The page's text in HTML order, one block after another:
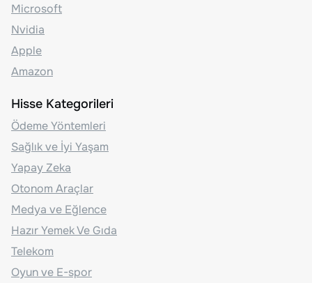
Microsoft
Nvidia
Apple
Amazon
Hisse Kategorileri
Ödeme Yöntemleri
Sağlık ve İyi Yaşam
Yapay Zeka
Otonom Araçlar
Medya ve Eğlence
Hazır Yemek Ve Gıda
Telekom
Oyun ve E-spor